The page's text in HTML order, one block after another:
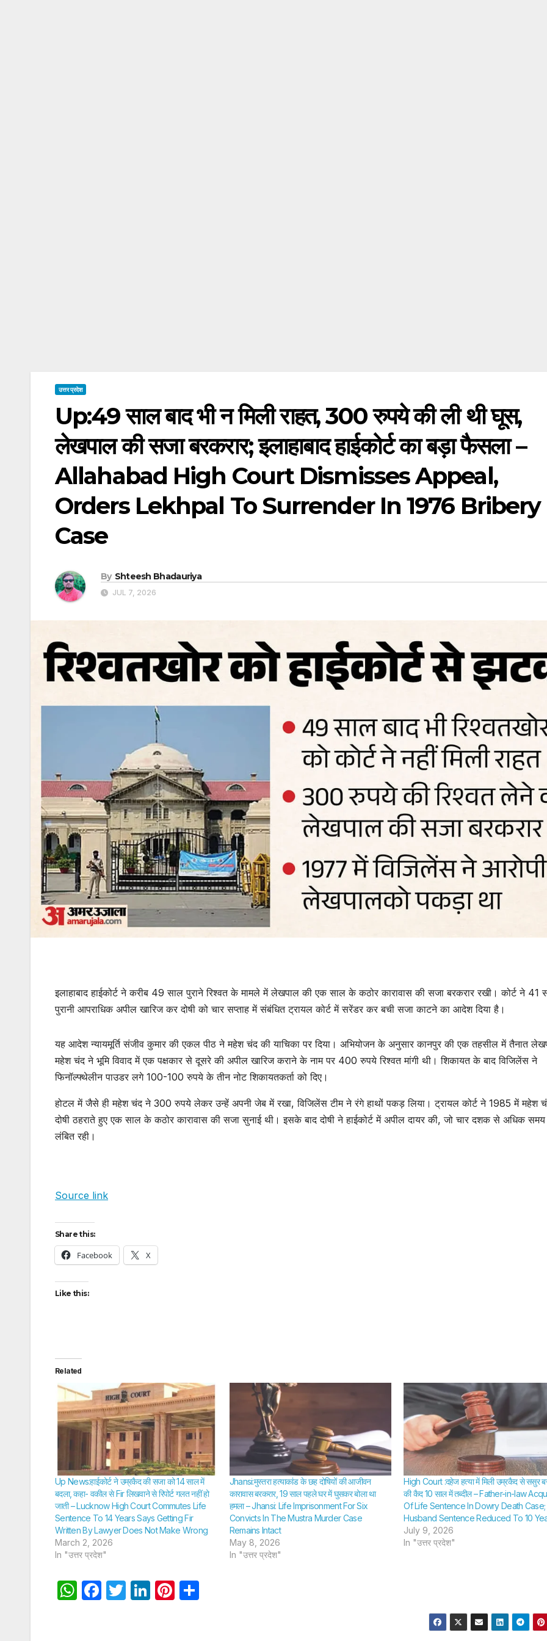
उत्तर प्रदेश
Up:49 साल बाद भी न मिली राहत, 300 रुपये की ली थी घूस,
लेखपाल की सजा बरकरार; इलाहाबाद हाईकोर्ट का बड़ा फैसला –
Allahabad High Court Dismisses Appeal,
Orders Lekhpal To Surrender In 1976 Bribery
Case
By Shteesh Bhadauriya
JUL 7, 2026
इलाहाबाद हाईकोर्ट ने करीब 49 साल पुराने रिश्वत के मामले में लेखपाल की एक साल के कठोर कारावास की सजा बरकरार रखी। कोर्ट ने 41
पुरानी आपराधिक अपील खारिज कर दोषी को चार सप्ताह में संबंधित ट्रायल कोर्ट में सरेंडर कर बची सजा काटने का आदेश दिया है।
यह आदेश न्यायमूर्ति संजीव कुमार की एकल पीठ ने महेश चंद की याचिका पर दिया। अभियोजन के अनुसार कानपुर की एक तहसील में तैनात
महेश चंद ने भूमि विवाद में एक पक्षकार से दूसरे की अपील खारिज कराने के नाम पर 400 रुपये रिश्वत मांगी थी। शिकायत के बाद विजिलेंस ने
फिनॉल्फ्थेलीन पाउडर लगे 100-100 रुपये के तीन नोट शिकायतकर्ता को दिए।
होटल में जैसे ही महेश चंद ने 300 रुपये लेकर उन्हें अपनी जेब में रखा, विजिलेंस टीम ने रंगे हाथों पकड़ लिया। ट्रायल कोर्ट ने 1985 में महेश
दोषी ठहराते हुए एक साल के कठोर कारावास की सजा सुनाई थी। इसके बाद दोषी ने हाईकोर्ट में अपील दायर की, जो चार दशक से अधिक
लंबित रही।
Source link
Share this:
Facebook X
Like this:
Related
Up News:हाईकोर्ट ने उम्रकैद की सजा को 14 साल में
बदला, कहा- वकील से Fir लिखवाने से रिपोर्ट गलत नहीं हो
जाती – Lucknow High Court Commutes Life
Sentence To 14 Years Says Getting Fir
Written By Lawyer Does Not Make Wrong
March 2, 2026
In "उत्तर प्रदेश"
Jhansi:मुस्तरा हत्याकांड के छह दोषियों की आजीवन
कारावास बरकरार, 19 साल पहले घर में घुसकर बोला था
हमला – Jhansi: Life Imprisonment For Six
Convicts In The Mustra Murder Case
Remains Intact
May 8, 2026
In "उत्तर प्रदेश"
High Court :दहेज हत्या में मिली उम्रकैद से ससुर
की कैद 10 साल में तब्दील – Father-in-law
Of Life Sentence In Dowry Death Case;
Husband Sentence Reduced To 10
July 9, 2026
In "उत्तर प्रदेश"
W F
T
Li Pi